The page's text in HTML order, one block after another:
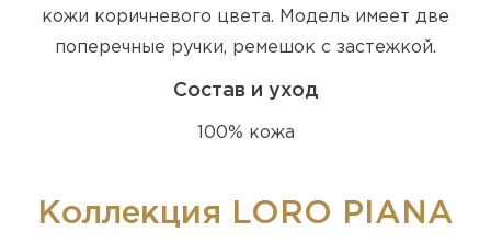
кожи коричневого цвета. Модель имеет две
поперечные ручки, ремешок с застежкой.
Состав и уход
100% кожа
Коллекция LORO PIANA